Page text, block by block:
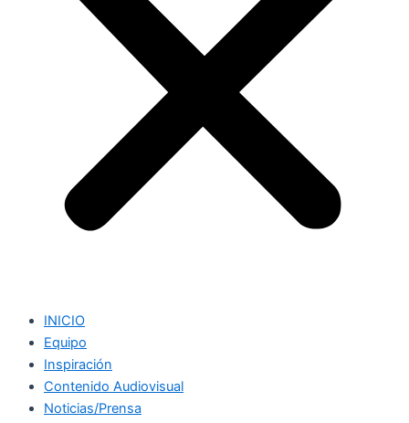
INICIO
Equipo
Inspiración
Contenido Audiovisual
Noticias/Prensa